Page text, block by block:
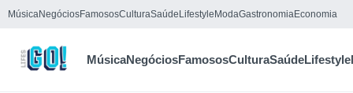
MúsicaNegóciosFamososCulturaSaúde Lifestyle ModaGastronomiaEconomia
MúsicaNegóciosFamososCulturaSaúdeLifestyle